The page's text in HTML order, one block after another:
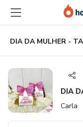
para
conteúdo
principal
para
pagamento
para
rodapé
DIA
Carla